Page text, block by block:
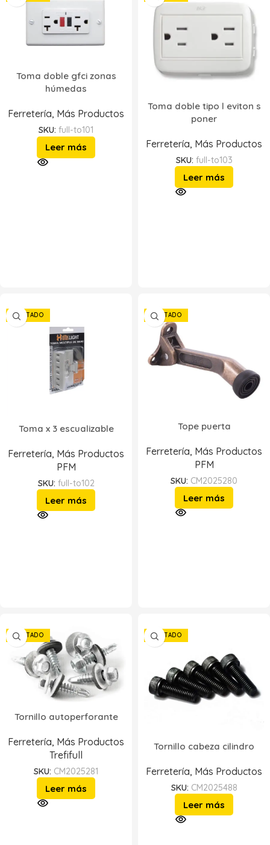
Toma doble gfci zonas
húmedas
Ferretería, Más Productos
SKU: full-to101
Leer más
Toma doble tipo l eviton s
poner
Ferretería, Más Productos
SKU: full-to103
Leer más
AGOTADO
Toma x 3 escualizable
Ferretería, Más Productos
PFM
SKU: full-to102
Leer más
AGOTADO
Tope puerta
Ferretería, Más Productos
PFM
SKU: CM2025280
Leer más
AGOTADO
Tornillo autoperforante
Ferretería, Más Productos
Trefifull
SKU: CM2025281
Leer más
AGOTADO
Tornillo cabeza cilindro
Ferretería, Más Productos
SKU: CM2025488
Leer más